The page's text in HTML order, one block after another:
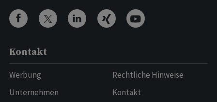
Kontakt
Werbung
Unternehmen
Rechtliche Hinweise
Kontakt